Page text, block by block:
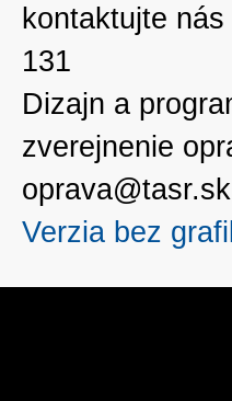
kontaktujte nás
131
Dizajn a
zverejnenie
Verzia bez